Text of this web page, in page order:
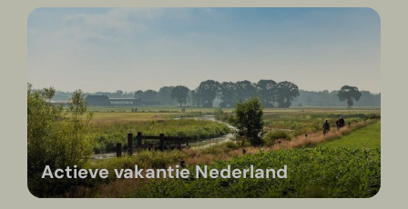
Actieve vakantie Nederland